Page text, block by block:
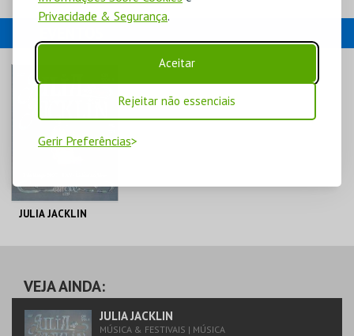
Privacidade & Segurança.
Aceitar
Rejeitar não essenciais
Gerir Preferências
JULIA JACKLIN
MAIS INFO
VEJA AINDA:
JULIA JACKLIN
MÚSICA & FESTIVAIS | MÚSICA